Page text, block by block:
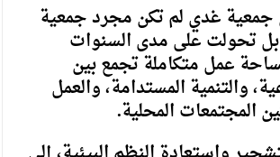
جمعية غدي لم تكن مجرد جمعية
بل تحولت على مدى السنوات
عمل متكاملة تجمع بين
والتنمية المستدامة، والعمل
المجتمعات المحلية.